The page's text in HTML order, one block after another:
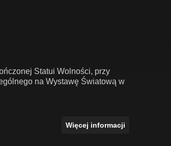
Statui Wolności, przy
na Wystawę Światową w
Więcej informacji